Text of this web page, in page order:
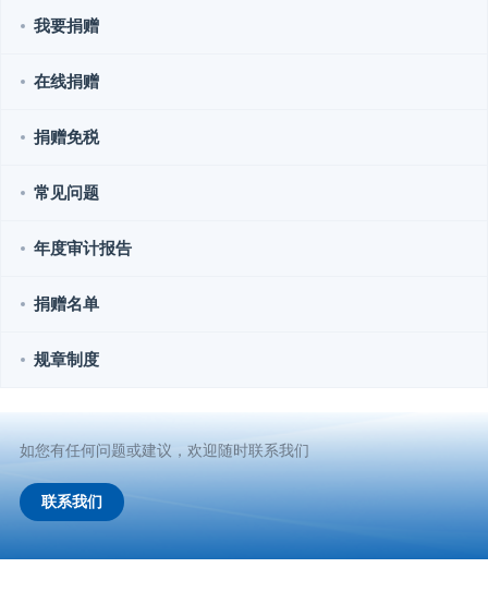
我要捐赠
在线捐赠
捐赠免税
常见问题
年度审计报告
捐赠名单
规章制度
如您有任何问题或建议，欢迎随时联系我们
联系我们